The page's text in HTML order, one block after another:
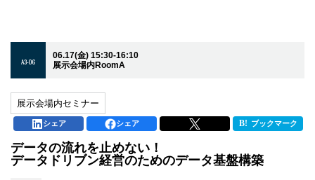
A3-06
06.17(金) 15:30-16:10
展示会場内RoomA
展示会場内セミナー
シェア シェア ブックマーク
データの流れを止めない！
データドリブン経営のためのデータ基盤構築